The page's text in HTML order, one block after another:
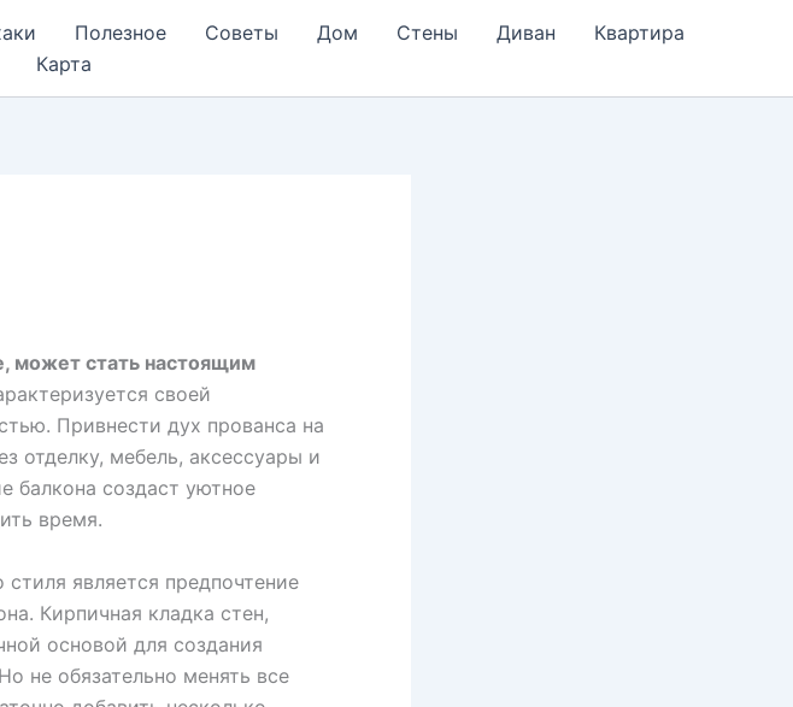
Полезное Советы Дом Стены Диван
Квартира
Карта
может стать настоящим
своей
Привнести дух прованса на
отделку, мебель, аксессуары и
балкона создаст уютное
время.
является предпочтение
Кирпичная кладка стен,
основой для создания
не обязательно менять все